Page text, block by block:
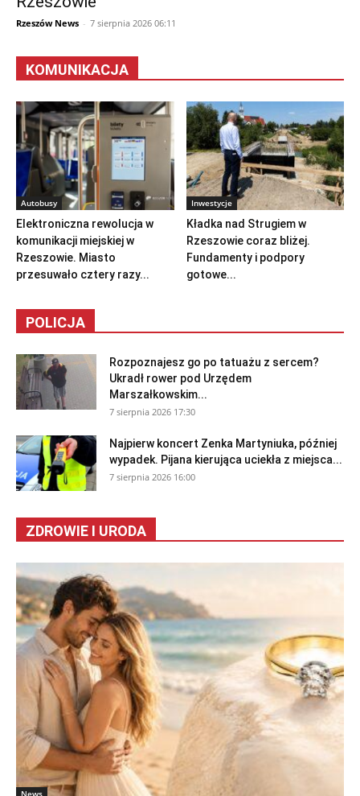
Rzeszów News - 7 sierpnia 2026 06:11
KOMUNIKACJA
Autobusy
Elektroniczna rewolucja w
komunikacji miejskiej w
Rzeszowie. Miasto
przesuwało cztery razy...
Inwestycje
Kładka nad Strugiem w
Rzeszowie coraz bliżej.
Fundamenty i podpory
gotowe...
POLICJA
Rozpoznajesz go po tatuażu z sercem?
Ukradł rower pod Urzędem
Marszałkowskim...
7 sierpnia 2026 17:30
Najpierw koncert Zenka Martyniuka, później
wypadek. Pijana kierująca uciekła z miejsca...
7 sierpnia 2026 16:00
ZDROWIE I URODA